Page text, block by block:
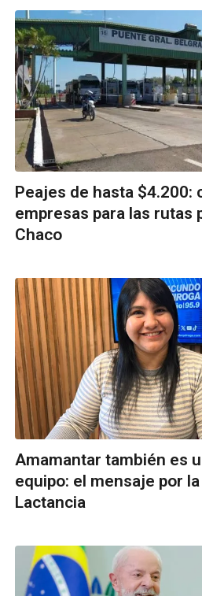
Peajes de hasta $4.200:
empresas para las rutas
Chaco
Amamantar también es
equipo: el mensaje por
Lactancia